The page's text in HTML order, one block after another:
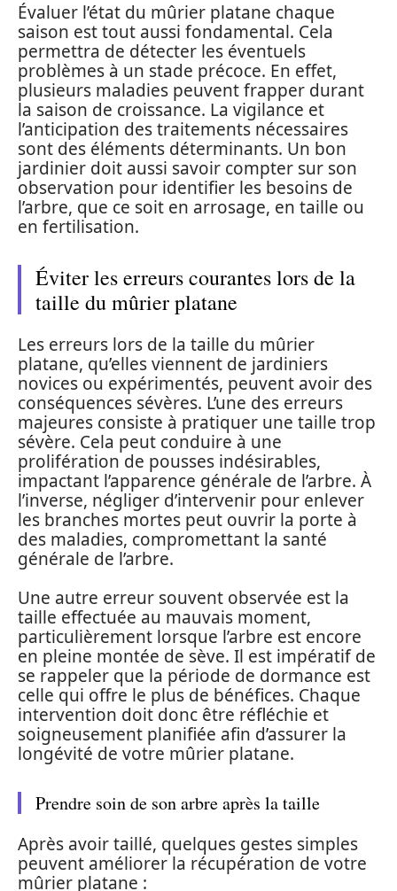
Évaluer l’état du mûrier platane chaque
saison est tout aussi fondamental. Cela
permettra de détecter les éventuels
problèmes à un stade précoce. En effet,
plusieurs maladies peuvent frapper durant
la saison de croissance. La vigilance et
l’anticipation des traitements nécessaires
sont des éléments déterminants. Un bon
jardinier doit aussi savoir compter sur son
observation pour identifier les besoins de
l’arbre, que ce soit en arrosage, en taille ou
en fertilisation.
Éviter les erreurs courantes lors de la
taille du mûrier platane
Les erreurs lors de la taille du mûrier
platane, qu’elles viennent de jardiniers
novices ou expérimentés, peuvent avoir des
conséquences sévères. L’une des erreurs
majeures consiste à pratiquer une taille trop
sévère. Cela peut conduire à une
prolifération de pousses indésirables,
impactant l’apparence générale de l’arbre. À
l’inverse, négliger d’intervenir pour enlever
les branches mortes peut ouvrir la porte à
des maladies, compromettant la santé
générale de l’arbre.
Une autre erreur souvent observée est la
taille effectuée au mauvais moment,
particulièrement lorsque l’arbre est encore
en pleine montée de sève. Il est impératif de
se rappeler que la période de dormance est
celle qui offre le plus de bénéfices. Chaque
intervention doit donc être réfléchie et
soigneusement planifiée afin d’assurer la
longévité de votre mûrier platane.
Prendre soin de son arbre après la taille
Après avoir taillé, quelques gestes simples
peuvent améliorer la récupération de votre
mûrier platane :